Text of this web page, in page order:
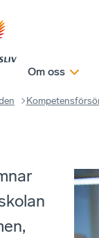
Om oss